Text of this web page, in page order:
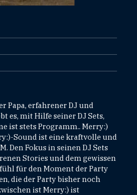
Papa, erfahrener DJ und
es, mit Hilfe seiner DJ Sets,
ist stets Programm.. Merry:)
Sound ist eine kraftvolle und
Den Fokus in seinen DJ Sets
Stories und dem gewissen
für den Moment der Party
die der Party bisher noch
ist Merry:) ist